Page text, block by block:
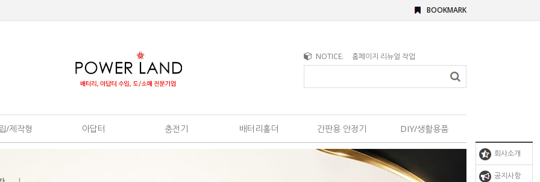
회사소개
공지사항
BOOKMARK
NOTICE. 홈페이지 리뉴얼 작업
/제작형 아답터 충전기 배터리홀더 간판용 안정기 DIY/생활용품